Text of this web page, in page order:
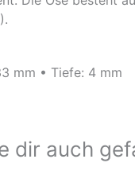
mm • Tiefe: 4 mm
dir auch